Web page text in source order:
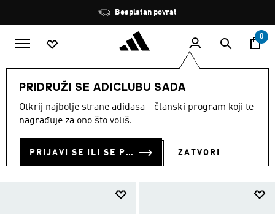
Zaustavi
rotaciju
Besplatan povrat
0
PRIDRUŽI SE ADICLUBU SADA
Otkrij najbolje strane adidasa - članski program koji te
nagrađuje za ono što voliš.
PRIJAVI SE ILI SE PRIDRUŽI SADA ZATVORI
SPORTOVI Ostali sportovi Dizanje utega
OBUĆA